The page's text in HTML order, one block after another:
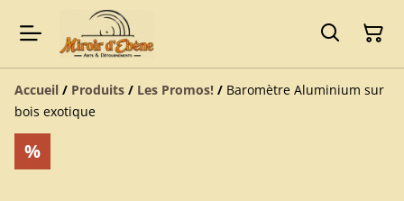
Accueil / Produits / Les Promos! / Baromètre Aluminium sur
bois exotique
%